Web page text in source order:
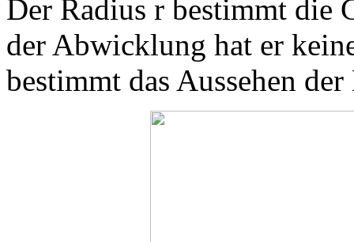
Der Radius r bestimmt die
der Abwicklung hat er
bestimmt das Aussehen